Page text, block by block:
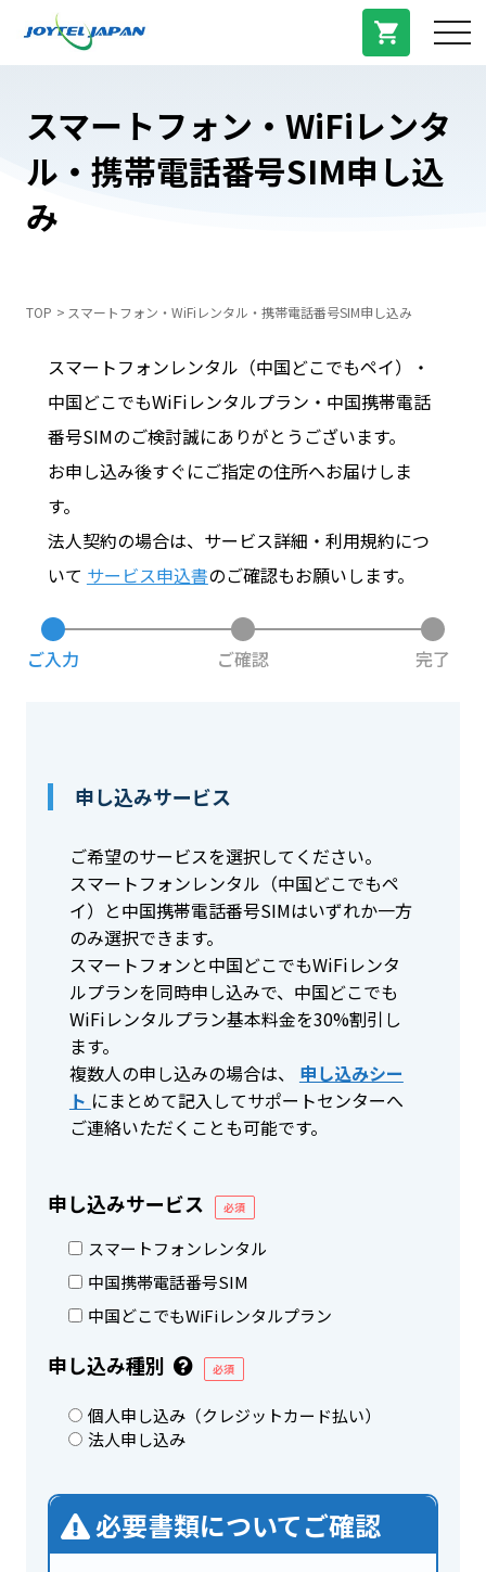
お問い合わせ
ログイン
料金プラン
よくある質問
法人登録
スマートフォン・WiFiレンタ
ル・携帯電話番号SIM申し込
み
TOP スマートフォン・WiFiレンタル・携帯電話番号SIM申し込み
スマートフォンレンタル（中国どこでもペイ）・
中国どこでもWiFiレンタルプラン・中国携帯電話
番号SIMのご検討誠にありがとうございます。
お申し込み後すぐにご指定の住所へお届けしま
す。
法人契約の場合は、サービス詳細・利用規約につ
いて サービス申込書のご確認もお願いします。
ご入力 ご確認 完了
申し込みサービス
ご希望のサービスを選択してください。
スマートフォンレンタル（中国どこでもペ
イ）と中国携帯電話番号SIMはいずれか一方
のみ選択できます。
スマートフォンと中国どこでもWiFiレンタ
ルプランを同時申し込みで、中国どこでも
WiFiレンタルプラン基本料金を30%割引し
ます。
複数人の申し込みの場合は、 申し込みシー
ト にまとめて記入してサポートセンターへ
ご連絡いただくことも可能です。
申し込みサービス 必須
スマートフォンレンタル
中国携帯電話番号SIM
中国どこでもWiFiレンタルプラン
申し込み種別 必須
個人申し込み（クレジットカード払い）
法人申し込み
必要書類についてご確認